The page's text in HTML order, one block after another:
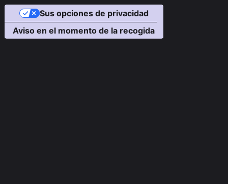
Aviso en el momento de la recogida
Sus opciones de privacidad